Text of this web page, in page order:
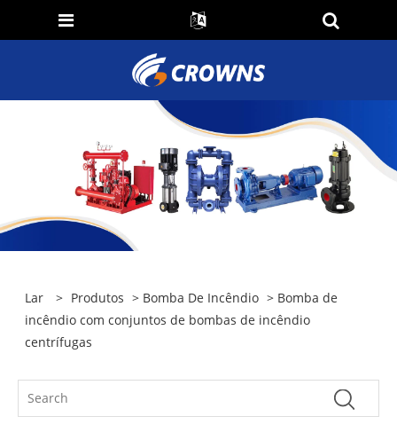
Lar > Produtos > Bomba De Incêndio > Bomba de
incêndio com conjuntos de bombas de incêndio
centrífugas